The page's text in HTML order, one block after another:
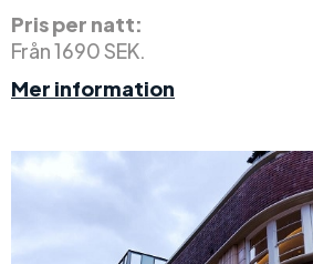
Pris per natt:
Från 1690 SEK.
Mer information